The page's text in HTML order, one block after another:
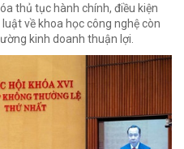
thủ tục hành chính, điều kiện
về khoa học công nghệ còn
kinh doanh thuận lợi.